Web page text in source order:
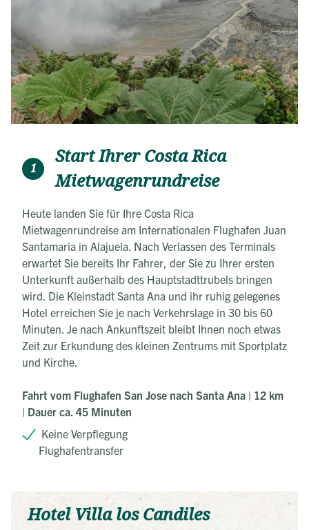
1
Start Ihrer Costa Rica
Mietwagenrundreise
Heute landen Sie für Ihre Costa Rica
Mietwagenrundreise am Internationalen Flughafen Juan
Santamaria in Alajuela. Nach Verlassen des Terminals
erwartet Sie bereits Ihr Fahrer, der Sie zu Ihrer ersten
Unterkunft außerhalb des Hauptstadttrubels bringen
wird. Die Kleinstadt Santa Ana und ihr ruhig gelegenes
Hotel erreichen Sie je nach Verkehrslage in 30 bis 60
Minuten. Je nach Ankunftszeit bleibt Ihnen noch etwas
Zeit zur Erkundung des kleinen Zentrums mit Sportplatz
und Kirche.
Fahrt vom Flughafen San Jose nach Santa Ana | 12 km
| Dauer ca. 45 Minuten
Keine Verpflegung
Flughafentransfer
Hotel Villa los Candiles